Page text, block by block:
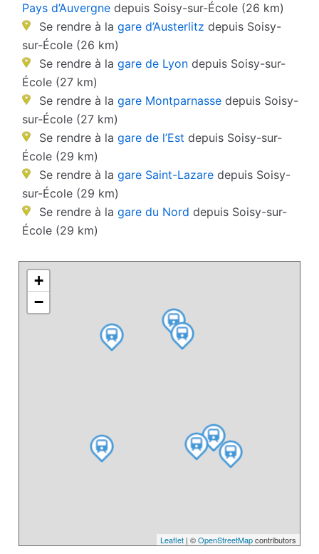
Pays d’Auvergne depuis Soisy-sur-École (26 km)
Se rendre à la gare d’Austerlitz depuis Soisy-
sur-École (26 km)
Se rendre à la gare de Lyon depuis Soisy-sur-
École (27 km)
Se rendre à la gare Montparnasse depuis Soisy-
sur-École (27 km)
Se rendre à la gare de l’Est depuis Soisy-sur-
École (29 km)
Se rendre à la gare Saint-Lazare depuis Soisy-
sur-École (29 km)
Se rendre à la gare du Nord depuis Soisy-sur-
École (29 km)
+
−
Leaflet| ©OpenStreetMapcontributors